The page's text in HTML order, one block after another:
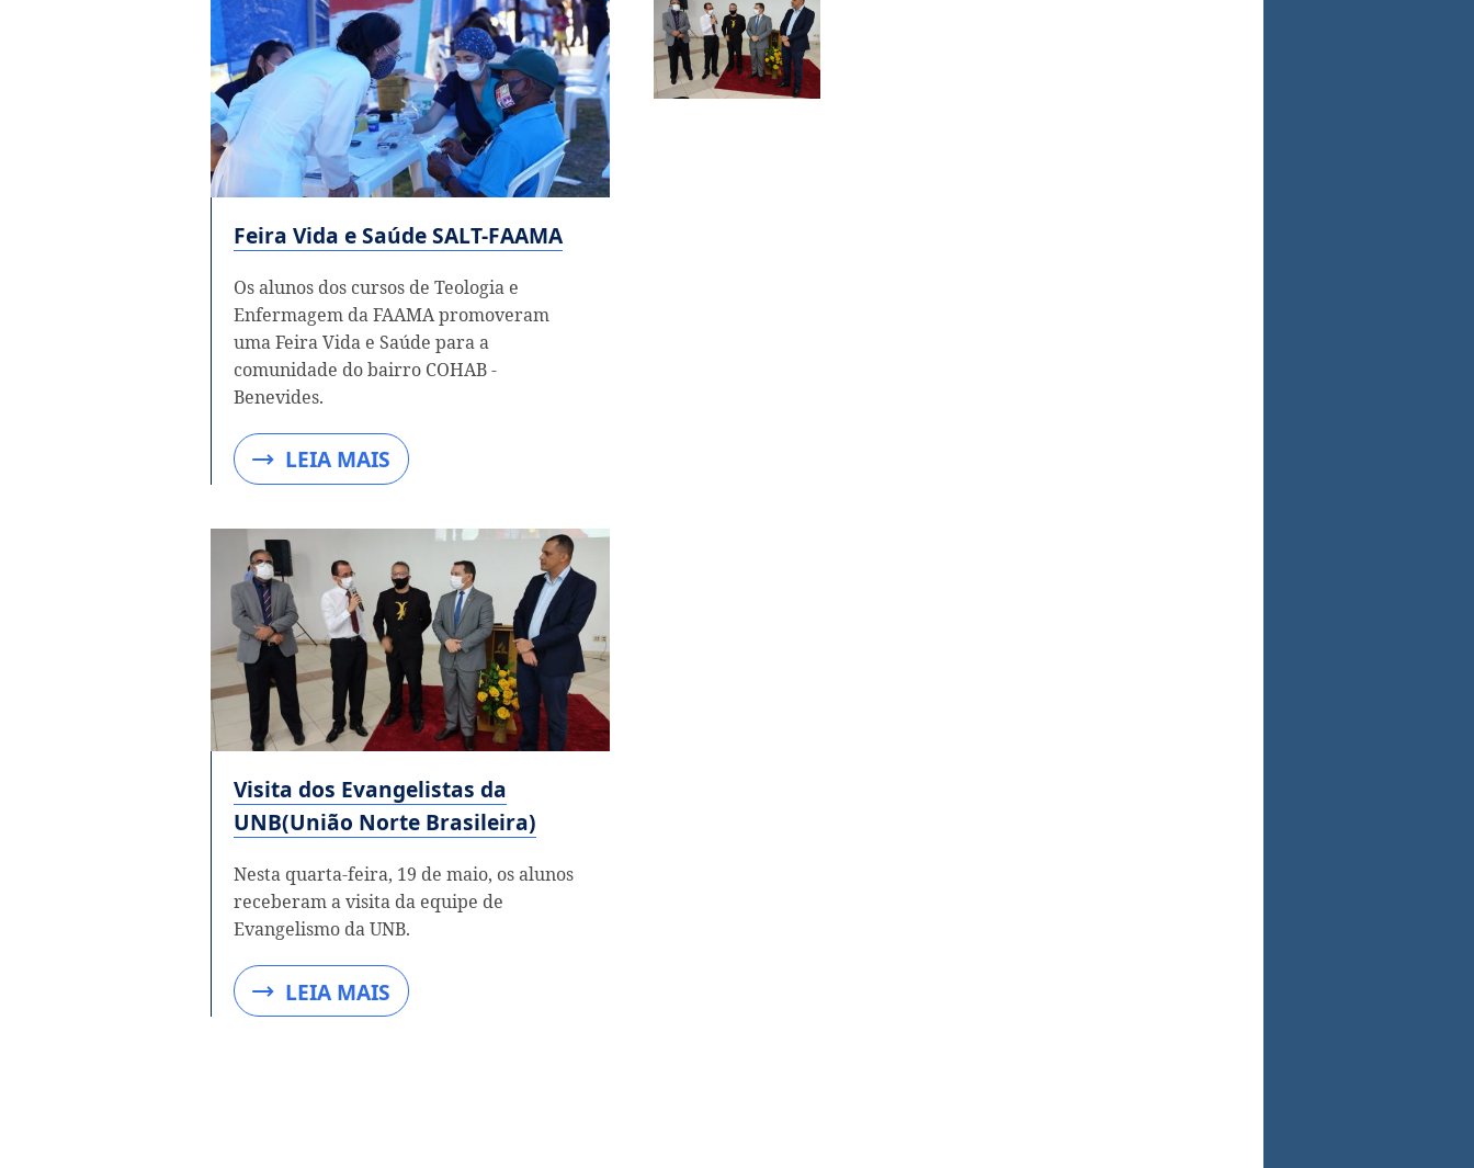
Feira Vida e Saúde SALT-FAAMA
Os alunos dos cursos de Teologia e
Enfermagem da FAAMA promoveram
uma Feira Vida e Saúde para a
comunidade do bairro COHAB -
Benevides.
LEIA MAIS
Visita dos Evangelistas da
UNB(União Norte Brasileira)
Nesta quarta-feira, 19 de maio, os alunos
receberam a visita da equipe de
Evangelismo da UNB.
LEIA MAIS